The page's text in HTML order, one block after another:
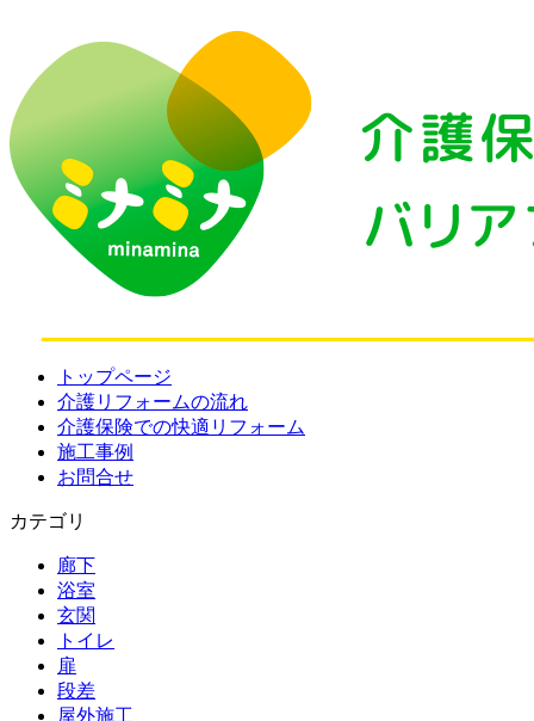
トップページ
介護リフォームの流れ
介護保険での快適リフォーム
施工事例
お問合せ
カテゴリ
廊下
浴室
玄関
トイレ
扉
段差
屋外施工